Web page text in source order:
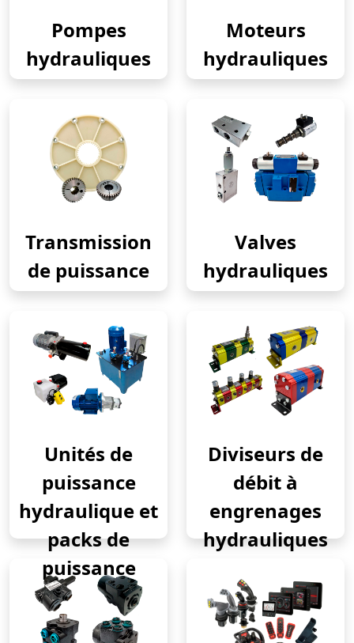
Pompes
hydrauliques
Moteurs
hydrauliques
Transmission
de puissance
Valves
hydrauliques
Unités de
puissance
hydraulique et
packs de
puissance
Diviseurs de
débit à
engrenages
hydrauliques